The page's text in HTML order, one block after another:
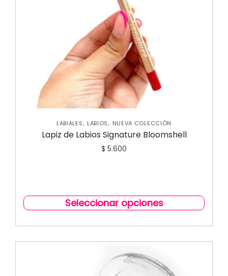
LABIALES, LABIOS, NUEVA COLECCIÓN
Lapiz de Labios Signature Bloomshell
$ 5.600
Seleccionar opciones